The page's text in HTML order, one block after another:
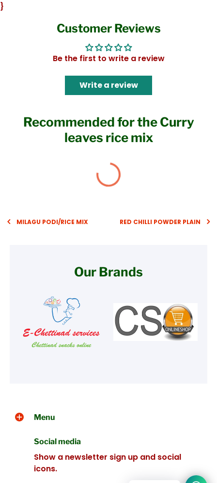
}
Customer Reviews
Be the first to write a review
Write a review
Recommended for the Curry
leaves rice mix
MILAGU PODI/RICE MIX RED CHILLI POWDER PLAIN
Our Brands
Menu
Social media
Show a newsletter sign up and social
icons.